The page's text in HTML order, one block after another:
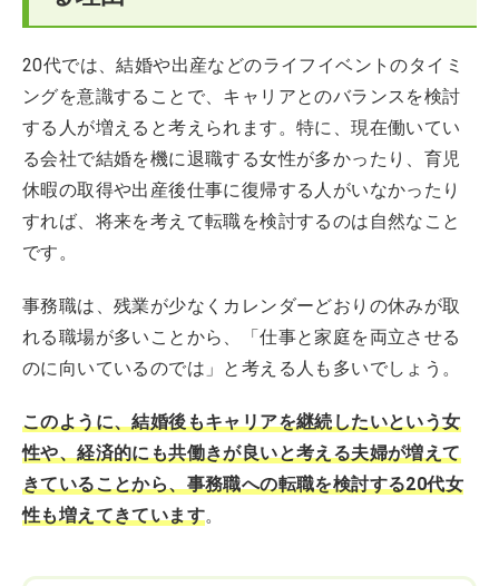
20代では、結婚や出産などのライフイベントのタイミ
ングを意識することで、キャリアとのバランスを検討
する人が増えると考えられます。特に、現在働いてい
る会社で結婚を機に退職する女性が多かったり、育児
休暇の取得や出産後仕事に復帰する人がいなかったり
すれば、将来を考えて転職を検討するのは自然なこと
です。
事務職は、残業が少なくカレンダーどおりの休みが取
れる職場が多いことから、「仕事と家庭を両立させる
のに向いているのでは」と考える人も多いでしょう。
このように、結婚後もキャリアを継続したいという女
性や、経済的にも共働きが良いと考える夫婦が増えて
きていることから、事務職への転職を検討する20代女
性も増えてきています。